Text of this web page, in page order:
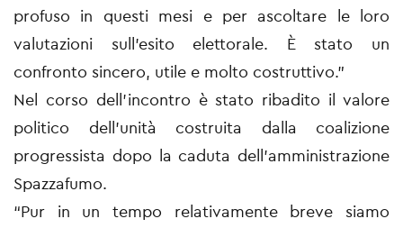
profuso in questi mesi e per ascoltare le loro
valutazioni sull’esito elettorale. È stato un
confronto sincero, utile e molto costruttivo.”
Nel corso dell’incontro è stato ribadito il valore
politico dell’unità costruita dalla coalizione
progressista dopo la caduta dell’amministrazione
Spazzafumo.
“Pur in un tempo relativamente breve siamo